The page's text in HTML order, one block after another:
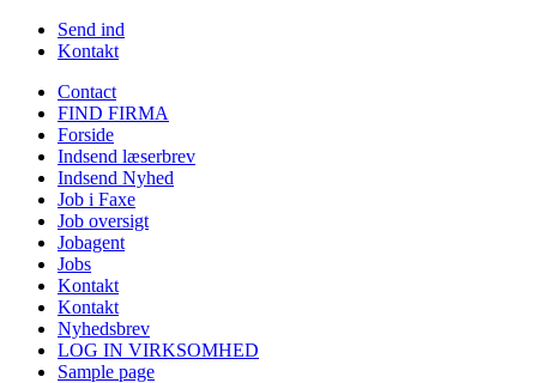
Send ind
Kontakt
Contact
FIND FIRMA
Forside
Indsend læserbrev
Indsend Nyhed
Job i Faxe
Job oversigt
Jobagent
Jobs
Kontakt
Kontakt
Nyhedsbrev
LOG IN VIRKSOMHED
Sample page